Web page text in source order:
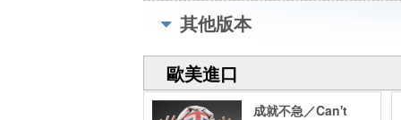
其他版本
歐美進口
成就不急／Can't